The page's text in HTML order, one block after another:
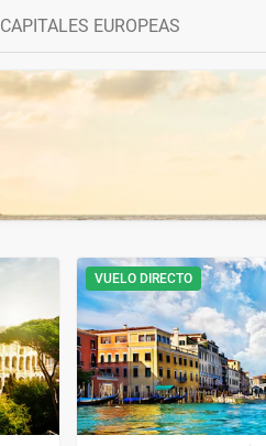
CAPITALES EUROPEAS
VUELO DIRECTO